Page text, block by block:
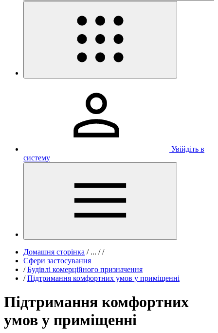
Увійдіть в
систему
Домашня сторінка /... / /
Сфери застосування
/ Будівлі комерційного призначення
/ Підтримання комфортних умов у приміщенні
Підтримання комфортних
умов у приміщенні